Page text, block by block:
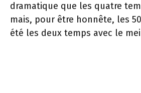
dramatique que les quatre
mais, pour être honnête, les
été les deux temps avec le